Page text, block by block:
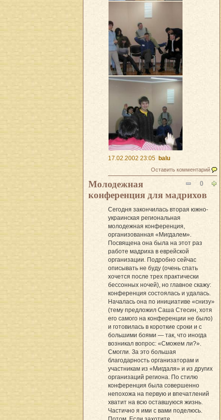
17.02.2002 23:05 balu
Оставить комментарий
0
Молодежная
конференция для мадрихов
Сегодня закончилась вторая южно-
украинская региональная
молодежная конференция,
организованная «Мигдалем».
Посвящена она была на этот раз
работе мадриха в еврейской
организации. Подробно сейчас
описывать не буду (очень спать
хочется после трех практически
бессонных ночей), но главное скажу:
конференция состоялась и удалась.
Началась она по инициативе «снизу»
(тему предложил Саша Стесин, хотя
его самого на конференции не было)
и готовилась в короткие сроки и с
большими боями — так, что иногда
возникал вопрос: «Сможем ли?».
Смогли. За это большая
благодарность организаторам и
участникам из «Мигдаля» и из других
организаций региона. По стилю
конференция была совершенно
непохожа на первую и впечатлений
хватит на всю оставшуюся жизнь.
Частично я ими с вами поделюсь.